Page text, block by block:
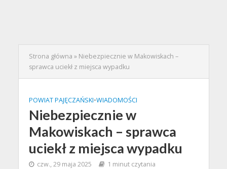
Strona główna » Niebezpiecznie w Makowiskach –
sprawca uciekł z miejsca wypadku
POWIAT PAJĘCZAŃSKI•WIADOMOŚCI
Niebezpiecznie w
Makowiskach – sprawca
uciekł z miejsca wypadku
czw., 29 maja 2025 1 minut czytania